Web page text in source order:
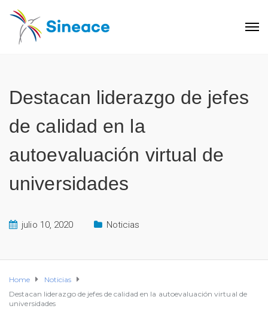
Destacan liderazgo de jefes
de calidad en la
autoevaluación virtual de
universidades
julio 10, 2020 Noticias
Home
Noticias
Destacan liderazgo de jefes de calidad en la autoevaluación virtual de
universidades